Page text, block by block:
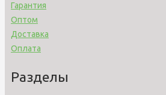
Гарантия
Оптом
Доставка
Оплата
Разделы